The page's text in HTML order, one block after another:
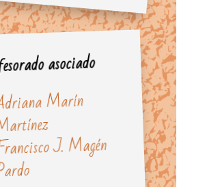
asociado
Marín
J. Magén